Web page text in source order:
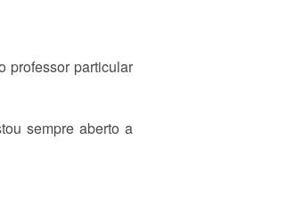
professor particular
sempre aberto a